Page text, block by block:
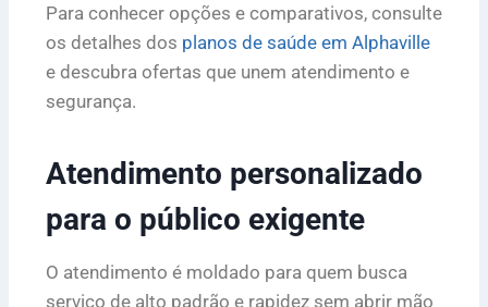
Para conhecer opções e comparativos, consulte
os detalhes dos planos de saúde em Alphaville
e descubra ofertas que unem atendimento e
segurança.
Atendimento personalizado
para o público exigente
O atendimento é moldado para quem busca
serviço de alto padrão e rapidez sem abrir mão